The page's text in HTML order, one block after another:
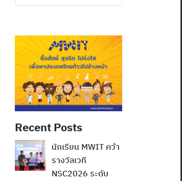
for:
Recent Posts
นักเรียน MWIT คว้า
รางวัลเวที
NSC2026 ระดับ